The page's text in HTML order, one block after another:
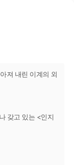
져 내린 이계의 외
갖고 있는 <인지